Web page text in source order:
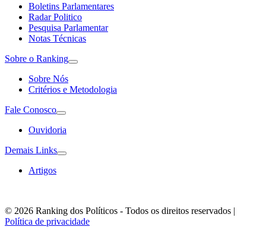
Boletins Parlamentares
Radar Politico
Pesquisa Parlamentar
Notas Técnicas
Sobre o Ranking
Sobre Nós
Critérios e Metodologia
Fale Conosco
Ouvidoria
Demais Links
Artigos
© 2026 Ranking dos Políticos - Todos os direitos reservados |
Política de privacidade